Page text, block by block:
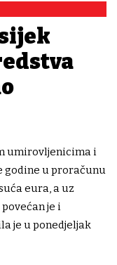
umirovljenicima i
godine u proračunu
eura, a uz
je i
je u ponedjeljak